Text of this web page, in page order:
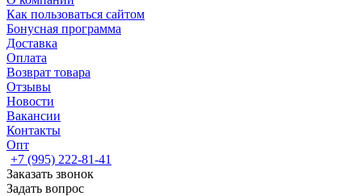
Как пользоваться сайтом
Бонусная программа
Доставка
Оплата
Возврат товара
Отзывы
Новости
Вакансии
Контакты
Опт
+7 (995) 222-81-41
Заказать звонок
Задать вопрос